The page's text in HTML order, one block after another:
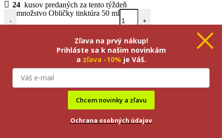
24 kusov predaných za tento týždeň
-
množstvo Obličky tinktúra 50 ml
+
PRIDAŤ DO KOŠÍKA
Vernostného programu
Zľava na prvý nákup!
Prihláste sa k našim novinkám
a zľava -10% je Váš.
Chcem novinky a zľavu
Ochrana osobných údajov